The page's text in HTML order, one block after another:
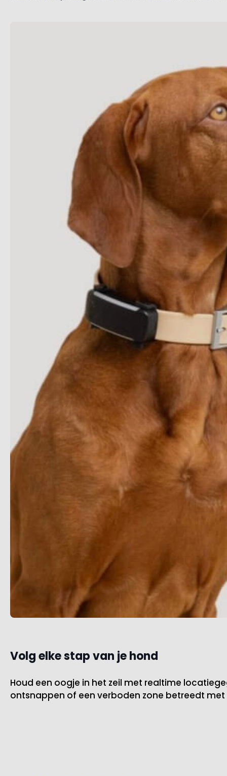
Volg elke stap van je hond
Houd een oogje in het zeil met realtime
ontsnappen of een verboden zone betreedt